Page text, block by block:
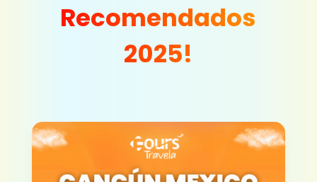
Recomendados
2025!